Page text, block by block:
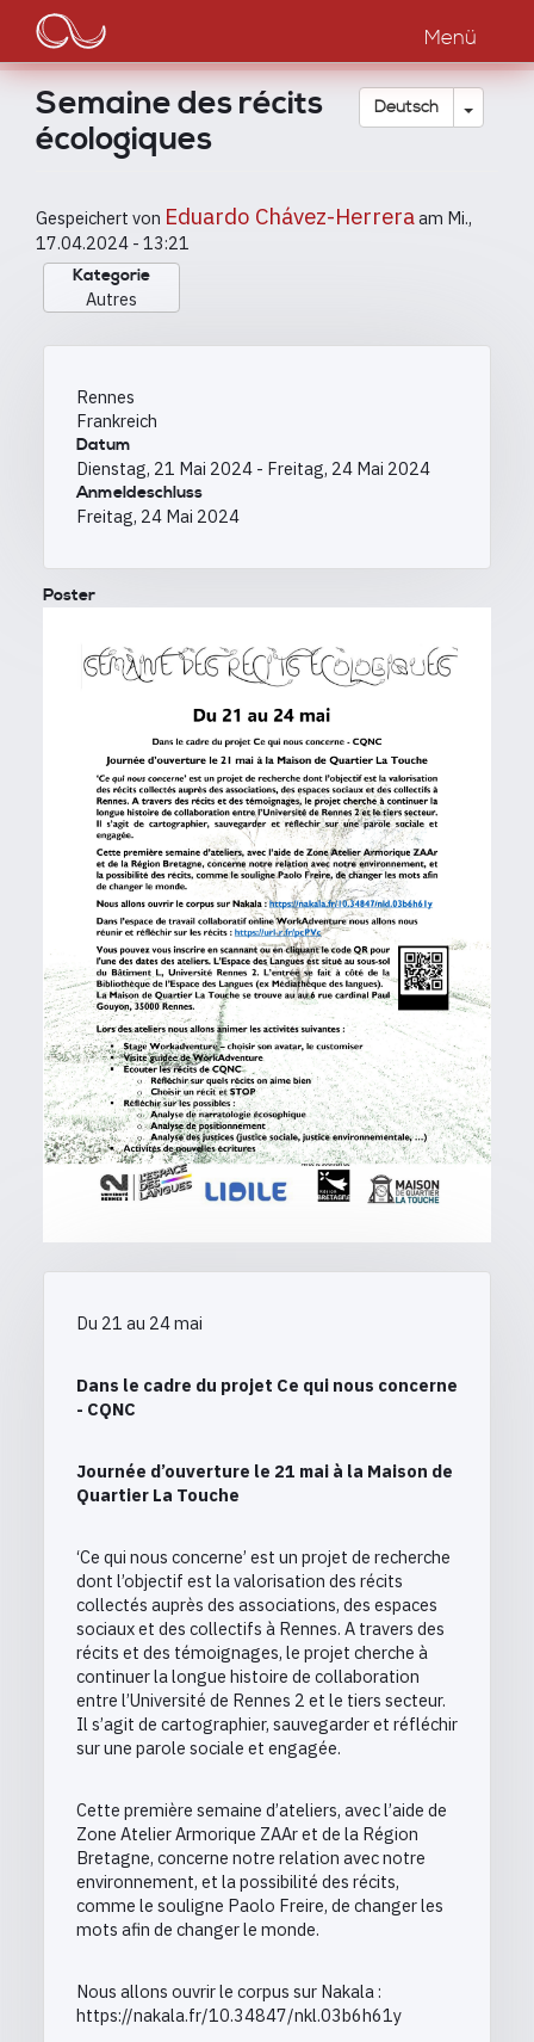
Direkt
Inhalt
Main
navigation
Menü
Deutsch
Semaine des récits
écologiques
Gespeichert von Eduardo Chávez-Herreraam Mi.,
17.04.2024 - 13:21
Kategorie
Autres
Rennes
Frankreich
Datum
Dienstag, 21 Mai 2024 - Freitag, 24 Mai 2024
Anmeldeschluss
Freitag, 24 Mai 2024
Poster
Du 21 au 24 mai
Dans le cadre du projet Ce qui nous concerne
- CQNC
Journée d’ouverture le 21 mai à la Maison de
Quartier La Touche
‘Ce qui nous concerne’ est un projet de recherche
dont l’objectif est la valorisation des récits
collectés auprès des associations, des espaces
sociaux et des collectifs à Rennes. A travers des
récits et des témoignages, le projet cherche à
continuer la longue histoire de collaboration
entre l’Université de Rennes 2 et le tiers secteur.
Il s’agit de cartographier, sauvegarder et réfléchir
sur une parole sociale et engagée.
Cette première semaine d’ateliers, avec l’aide de
Zone Atelier Armorique ZAAr et de la Région
Bretagne, concerne notre relation avec notre
environnement, et la possibilité des récits,
comme le souligne Paolo Freire, de changer les
mots afin de changer le monde.
Nous allons ouvrir le corpus sur Nakala :
https://nakala.fr/10.34847/nkl.03b6h61y